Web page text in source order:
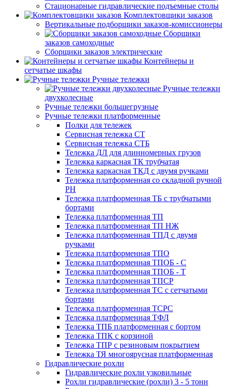
Стационарные гидравлические подъемные столы
Комплектовщики заказов
Вертикальные подборщики заказов-комиссионеры
Сборщики
заказов самоходные
Сборщики заказов электрические
Контейнеры и
сетчатые шкафы
Ручные тележки
Ручные тележки
двухколесные
Ручные тележки большегрузные
Ручные тележки платформенные
Полки для тележек
Сервисная тележка СТ
Сервисная тележка СТБ
Тележка ДЛ для длинномерных грузов
Тележка каркасная ТК трубчатая
Тележка каркасная ТКД с двумя ручками
Тележка платформенная со складной ручной
PH
Тележка платформенная ТБ с трубчатыми
бортами
Тележка платформенная ТП
Тележка платформенная ТП НЖ
Тележка платформенная ТПД с двумя
ручками
Тележка платформенная ТПО
Тележка платформенная ТПОБ - С
Тележка платформенная ТПОБ - Т
Тележка платформенная ТПСР
Тележка платформенная ТС с сетчатыми
бортами
Тележка платформенная ТСРС
Тележка платформенная ТФЛ
Тележка ТПБ платформенная с бортом
Тележка ТПК с корзиной
Тележка ТПР с резиновым покрытием
Тележка ТЯ многоярусная платформенная
Гидравлические рохли
Гидравлические рохли узковильные
Рохли гидравлические (рохли) 3 - 5 тонн